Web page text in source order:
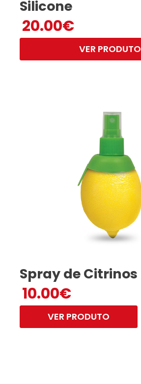
Silicone
20.00€
VER PRODUTO
Spray de Citrinos
10.00€
VER PRODUTO